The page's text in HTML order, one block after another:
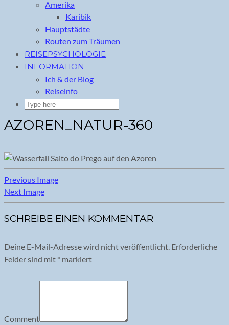
Amerika
Karibik
Hauptstädte
Routen zum Träumen
REISEPSYCHOLOGIE
INFORMATION
Ich & der Blog
Reiseinfo
AZOREN_NATUR-360
Previous Image
Next Image
SCHREIBE EINEN KOMMENTAR
Deine E-Mail-Adresse wird nicht veröffentlicht. Erforderliche
Felder sind mit * markiert
Comment